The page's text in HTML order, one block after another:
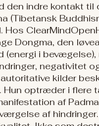
den indre kontakt
(Tibetansk
Dongma, den
i
negativitet
kilder
optræder i flere
af
af